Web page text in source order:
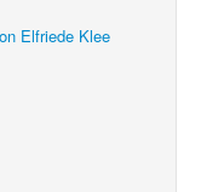
Elfriede Klee